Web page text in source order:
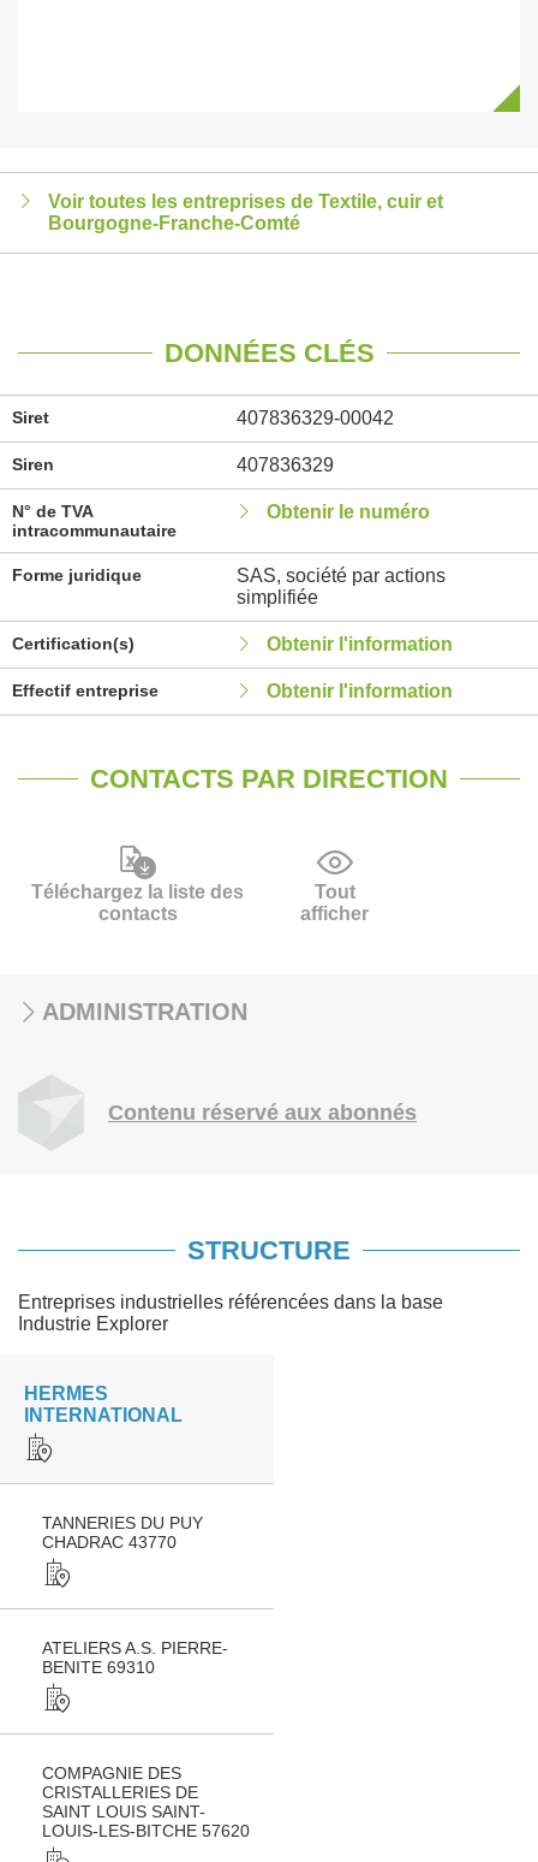
Voir toutes les entreprises de Textile, cuir et
Bourgogne-Franche-Comté
DONNÉES CLÉS
Siret 407836329-00042
Siren 407836329
N° de TVA
intracommunautaire
Obtenir le numéro
Forme juridique
SAS, société par actions
simplifiée
Certification(s) Obtenir l'information
Effectif entreprise Obtenir l'information
CONTACTS PAR DIRECTION
Téléchargez la liste des
contacts
Tout
afficher
ADMINISTRATION
Contenu réservé aux abonnés
STRUCTURE
Entreprises industrielles référencées dans la base
Industrie Explorer
HERMES
INTERNATIONAL
TANNERIES DU PUY
CHADRAC 43770
ATELIERS A.S. PIERRE-
BENITE 69310
COMPAGNIE DES
CRISTALLERIES DE
SAINT LOUIS SAINT-
LOUIS-LES-BITCHE 57620